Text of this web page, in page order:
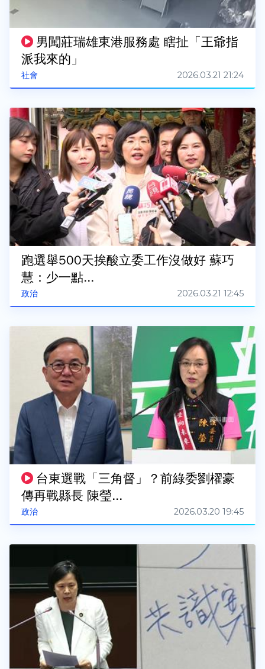
社會
男闖莊瑞雄東港服務處 瞎扯「王爺指
派我來的」
2026.03.21 21:24
政治
跑選舉500天挨酸立委工作沒做好 蘇巧
慧：少一點...
2026.03.21 12:45
政治
台東選戰「三角督」？前綠委劉櫂豪
傳再戰縣長 陳瑩...
2026.03.20 19:45